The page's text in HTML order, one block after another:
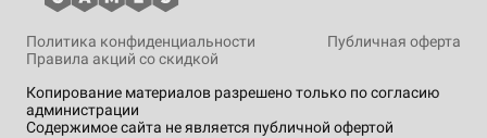
Копирование материалов разрешено только по согласию
администрации
Содержимое сайта не является публичной офертой
Политика конфиденциальности
Публичная оферта
Правила акций со скидкой